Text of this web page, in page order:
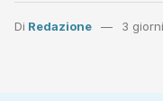
Di Redazione 3